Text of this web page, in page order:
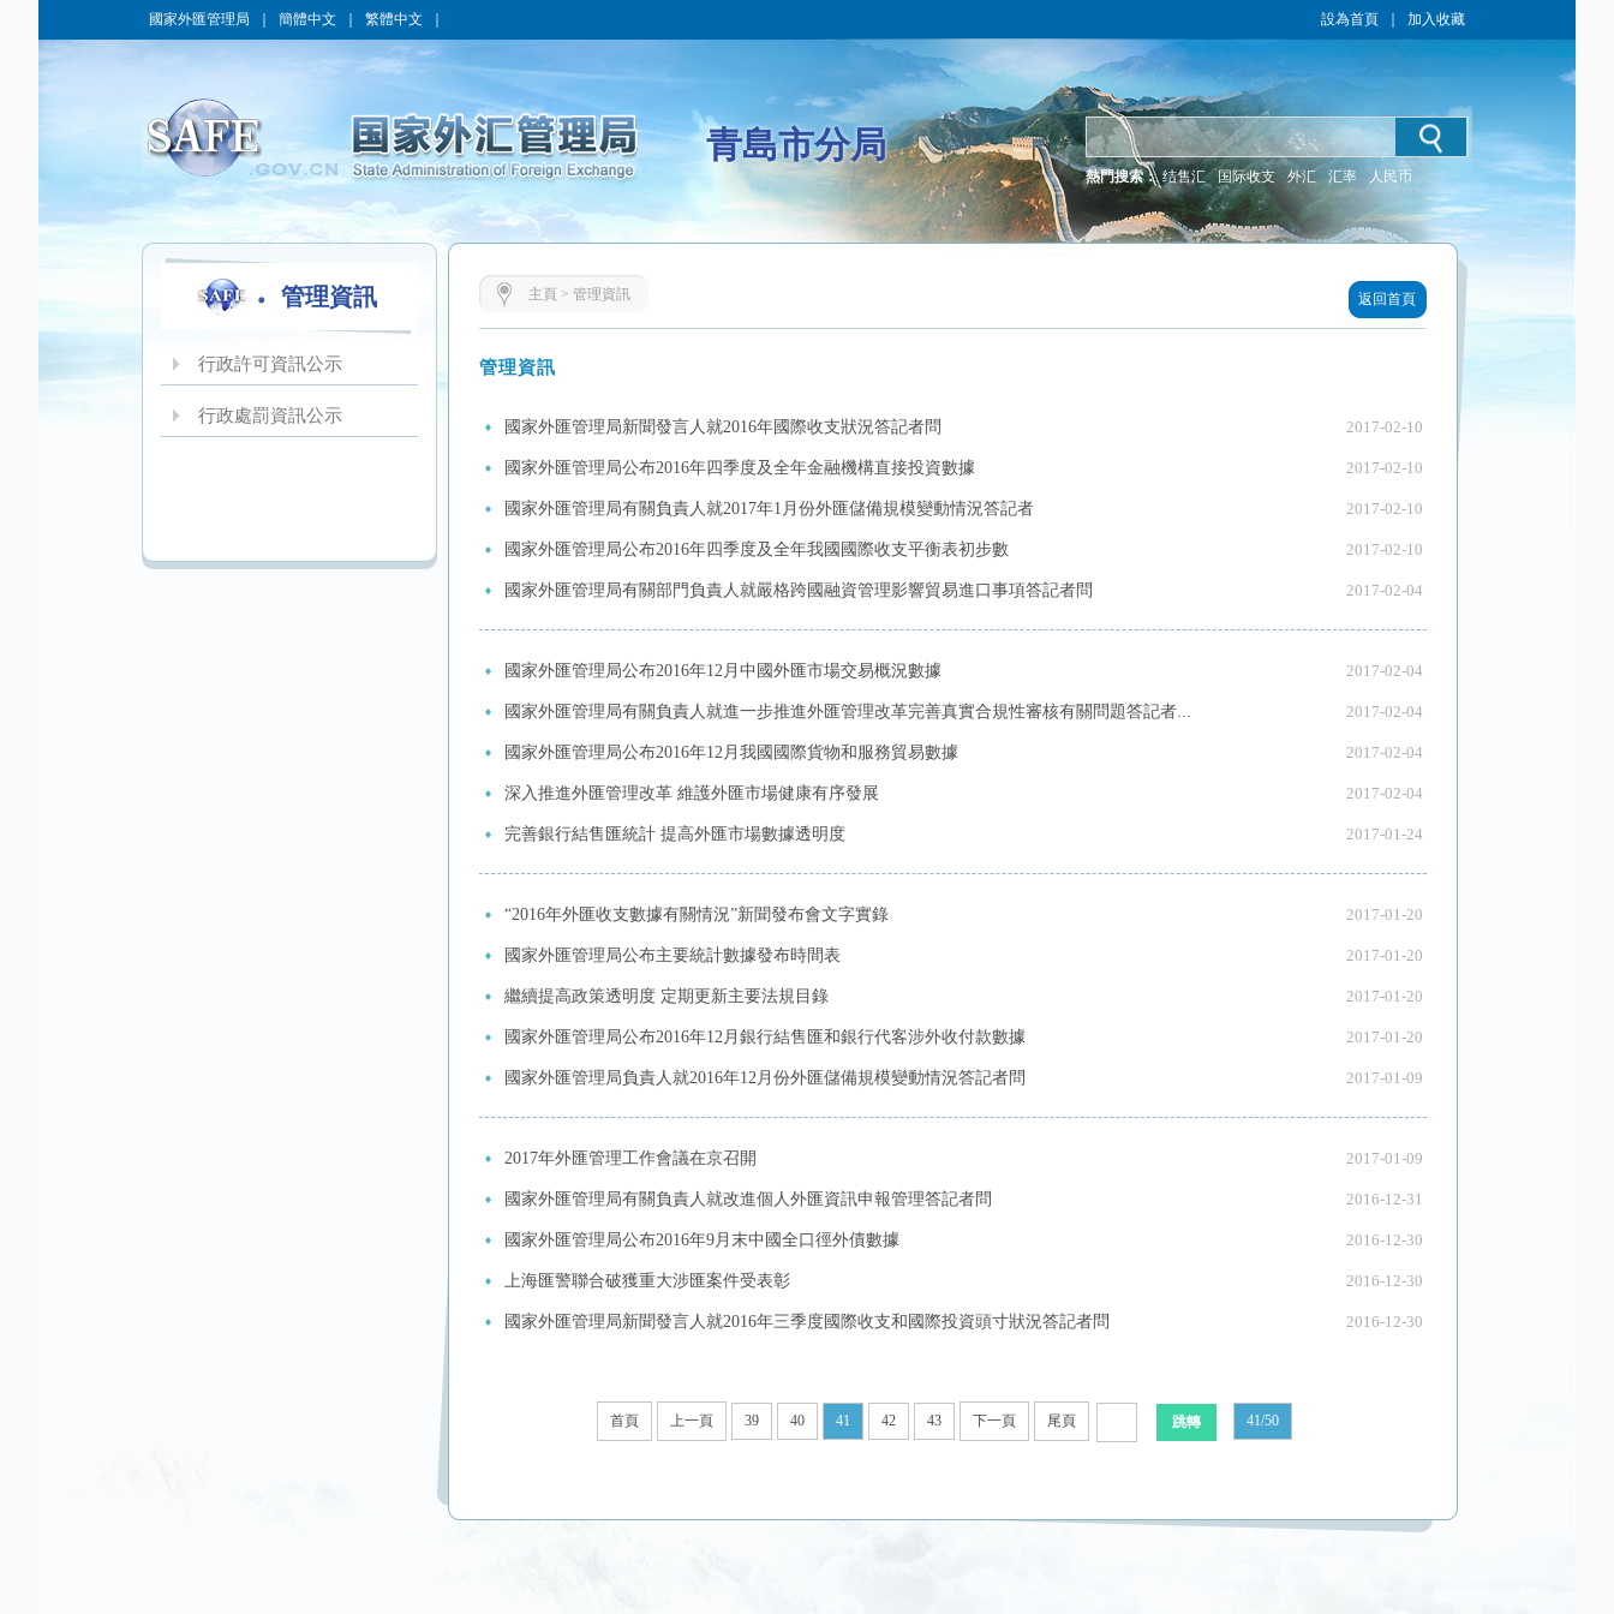
國家外匯管理局 簡體中文 繁體中文 設為首頁 加入收藏
青島市分局
熱門搜索： 结售汇 国际收支 外汇 汇率 人民币
管理資訊
行政許可資訊公示
行政處罰資訊公示
主頁 >管理資訊 返回首頁
管理資訊
國家外匯管理局新聞發言人就2016年國際收支狀況答記者問 2017-02-10
國家外匯管理局公布2016年四季度及全年金融機構直接投資數據 2017-02-10
國家外匯管理局有關負責人就2017年1月份外匯儲備規模變動情況答記者 2017-02-10
國家外匯管理局公布2016年四季度及全年我國國際收支平衡表初步數 2017-02-10
國家外匯管理局有關部門負責人就嚴格跨國融資管理影響貿易進口事項答記者問 2017-02-04
國家外匯管理局公布2016年12月中國外匯市場交易概況數據 2017-02-04
國家外匯管理局有關負責人就進一步推進外匯管理改革完善真實合規性審核有關問題答記者... 2017-02-04
國家外匯管理局公布2016年12月我國國際貨物和服務貿易數據 2017-02-04
深入推進外匯管理改革 維護外匯市場健康有序發展 2017-02-04
完善銀行結售匯統計 提高外匯市場數據透明度 2017-01-24
“2016年外匯收支數據有關情況”新聞發布會文字實錄 2017-01-20
國家外匯管理局公布主要統計數據發布時間表 2017-01-20
繼續提高政策透明度 定期更新主要法規目錄 2017-01-20
國家外匯管理局公布2016年12月銀行結售匯和銀行代客涉外收付款數據 2017-01-20
國家外匯管理局負責人就2016年12月份外匯儲備規模變動情況答記者問 2017-01-09
2017年外匯管理工作會議在京召開 2017-01-09
國家外匯管理局有關負責人就改進個人外匯資訊申報管理答記者問 2016-12-31
國家外匯管理局公布2016年9月末中國全口徑外債數據 2016-12-30
上海匯警聯合破獲重大涉匯案件受表彰 2016-12-30
國家外匯管理局新聞發言人就2016年三季度國際收支和國際投資頭寸狀況答記者問 2016-12-30
首頁 上一頁 39 40 41 42 43 下一頁 尾頁 41/50